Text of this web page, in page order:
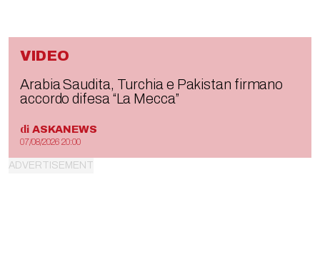
VIDEO
Arabia Saudita, Turchia e Pakistan firmano
accordo difesa “La Mecca”
di ASKANEWS
07/08/2026 20:00